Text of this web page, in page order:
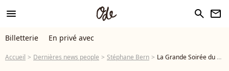
menu search newsletter
Billetterie En privé avec
Accueil Dernières news people Stéphane Bern La Grande Soirée du 31 : Revivez en images les festivités du nouvel an avec Stéphane Bern et Laury Thilleman aux commandes